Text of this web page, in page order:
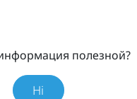
полезной?
Ні